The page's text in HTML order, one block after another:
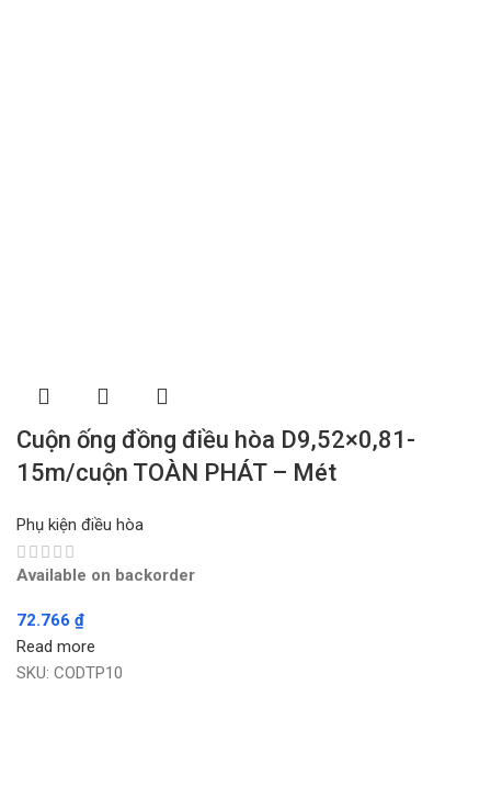
Cuộn ống đồng điều hòa D9,52×0,81-
15m/cuộn TOÀN PHÁT – Mét
Phụ kiện điều hòa
Available on backorder
72.766 ₫
Read more
SKU: CODTP10